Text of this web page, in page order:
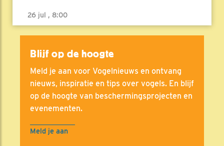
26 jul , 8:00
Blijf op de hoogte
Meld je aan voor Vogelnieuws en ontvang
nieuws, inspiratie en tips over vogels. En blijf
op de hoogte van beschermingsprojecten en
evenementen.
Meld je aan